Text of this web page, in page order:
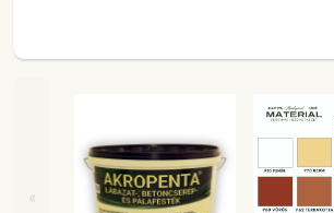
«